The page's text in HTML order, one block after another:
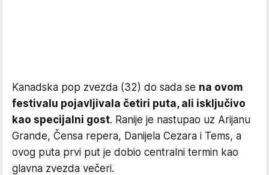
Kanadska pop zvezda (32) do sada se na ovom
festivalu pojavljivala četiri puta, ali isključivo
kao specijalni gost. Ranije je nastupao uz Arijanu
Grande, Čensa repera, Danijela Cezara i Tems, a
ovog puta prvi put je dobio centralni termin kao
glavna zvezda večeri.